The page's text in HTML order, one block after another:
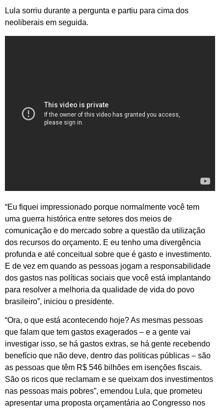
Lula sorriu durante a pergunta e partiu para cima dos
neoliberais em seguida.
“Eu fiquei impressionado porque normalmente você tem
uma guerra histórica entre setores dos meios de
comunicação e do mercado sobre a questão da utilização
dos recursos do orçamento. E eu tenho uma divergência
profunda e até conceitual sobre que é gasto e investimento.
E de vez em quando as pessoas jogam a responsabilidade
dos gastos nas políticas sociais que você está implantando
para resolver a melhoria da qualidade de vida do povo
brasileiro”, iniciou o presidente.
“Ora, o que está acontecendo hoje? As mesmas pessoas
que falam que tem gastos exagerados – e a gente vai
investigar isso, se há gastos extras, se há gente recebendo
benefício que não deve, dentro das politicas públicas – são
as pessoas que têm R$ 546 bilhões em isenções fiscais.
São os ricos que reclamam e se queixam dos investimentos
nas pessoas mais pobres”, emendou Lula, que prometeu
apresentar uma proposta orçamentária ao Congresso nos